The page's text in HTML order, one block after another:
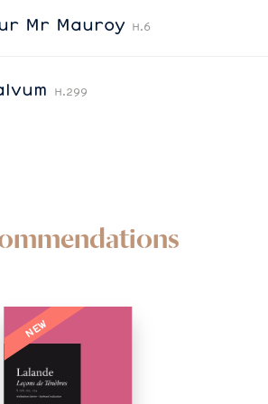
Mr Mauroy H.6
H.299
NEW